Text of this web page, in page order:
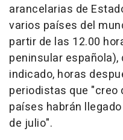
arancelarias de
varios países del
partir de las 12.00
peninsular española),
indicado, horas
periodistas que "creo
países habrán
de julio".